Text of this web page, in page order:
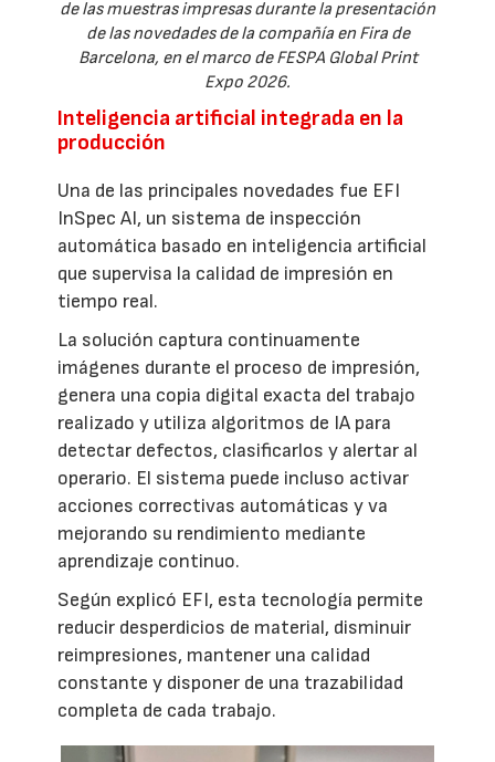
de las muestras impresas durante la presentación
de las novedades de la compañía en Fira de
Barcelona, en el marco de FESPA Global Print
Expo 2026.
Inteligencia artificial integrada en la
producción
Una de las principales novedades fue EFI
InSpec AI, un sistema de inspección
automática basado en inteligencia artificial
que supervisa la calidad de impresión en
tiempo real.
La solución captura continuamente
imágenes durante el proceso de impresión,
genera una copia digital exacta del trabajo
realizado y utiliza algoritmos de IA para
detectar defectos, clasificarlos y alertar al
operario. El sistema puede incluso activar
acciones correctivas automáticas y va
mejorando su rendimiento mediante
aprendizaje continuo.
Según explicó EFI, esta tecnología permite
reducir desperdicios de material, disminuir
reimpresiones, mantener una calidad
constante y disponer de una trazabilidad
completa de cada trabajo.